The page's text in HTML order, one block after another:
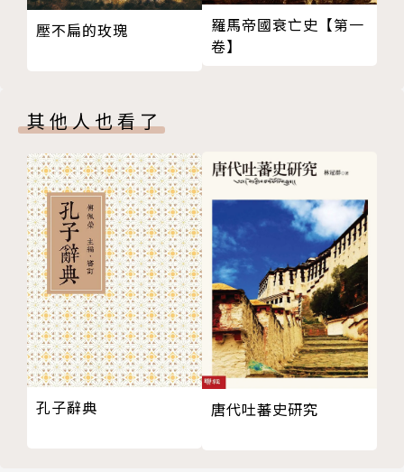
富，主要著作包括《氣候變遷治理與法律》（臺大出版
中心，2015）、The Constitution of Taiwan: A Co
壓不扁的玫瑰
羅馬帝國衰亡史【第一
卷】
其他人也看了
孔子辭典 唐代吐蕃史研究